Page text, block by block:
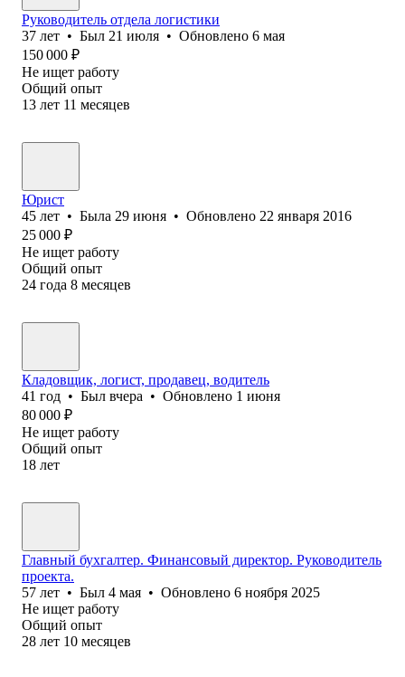
Руководитель отдела логистики
37 лет • Был 21 июля • Обновлено 6 мая
150 000 ₽
Не ищет работу
Общий опыт
13 лет 11 месяцев
Юрист
45 лет • Была 29 июня • Обновлено 22 января 2016
25 000 ₽
Не ищет работу
Общий опыт
24 года 8 месяцев
Кладовщик, логист, продавец, водитель
41 год • Был вчера • Обновлено 1 июня
80 000 ₽
Не ищет работу
Общий опыт
18 лет
Главный бухгалтер. Финансовый директор. Руководитель
проекта.
57 лет • Был 4 мая • Обновлено 6 ноября 2025
Не ищет работу
Общий опыт
28 лет 10 месяцев